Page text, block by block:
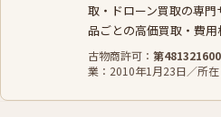
取 ・ ドローン買取の専門
品ごとの高価買取・費用
古物商許可： 第
業：2010年1月23日／所